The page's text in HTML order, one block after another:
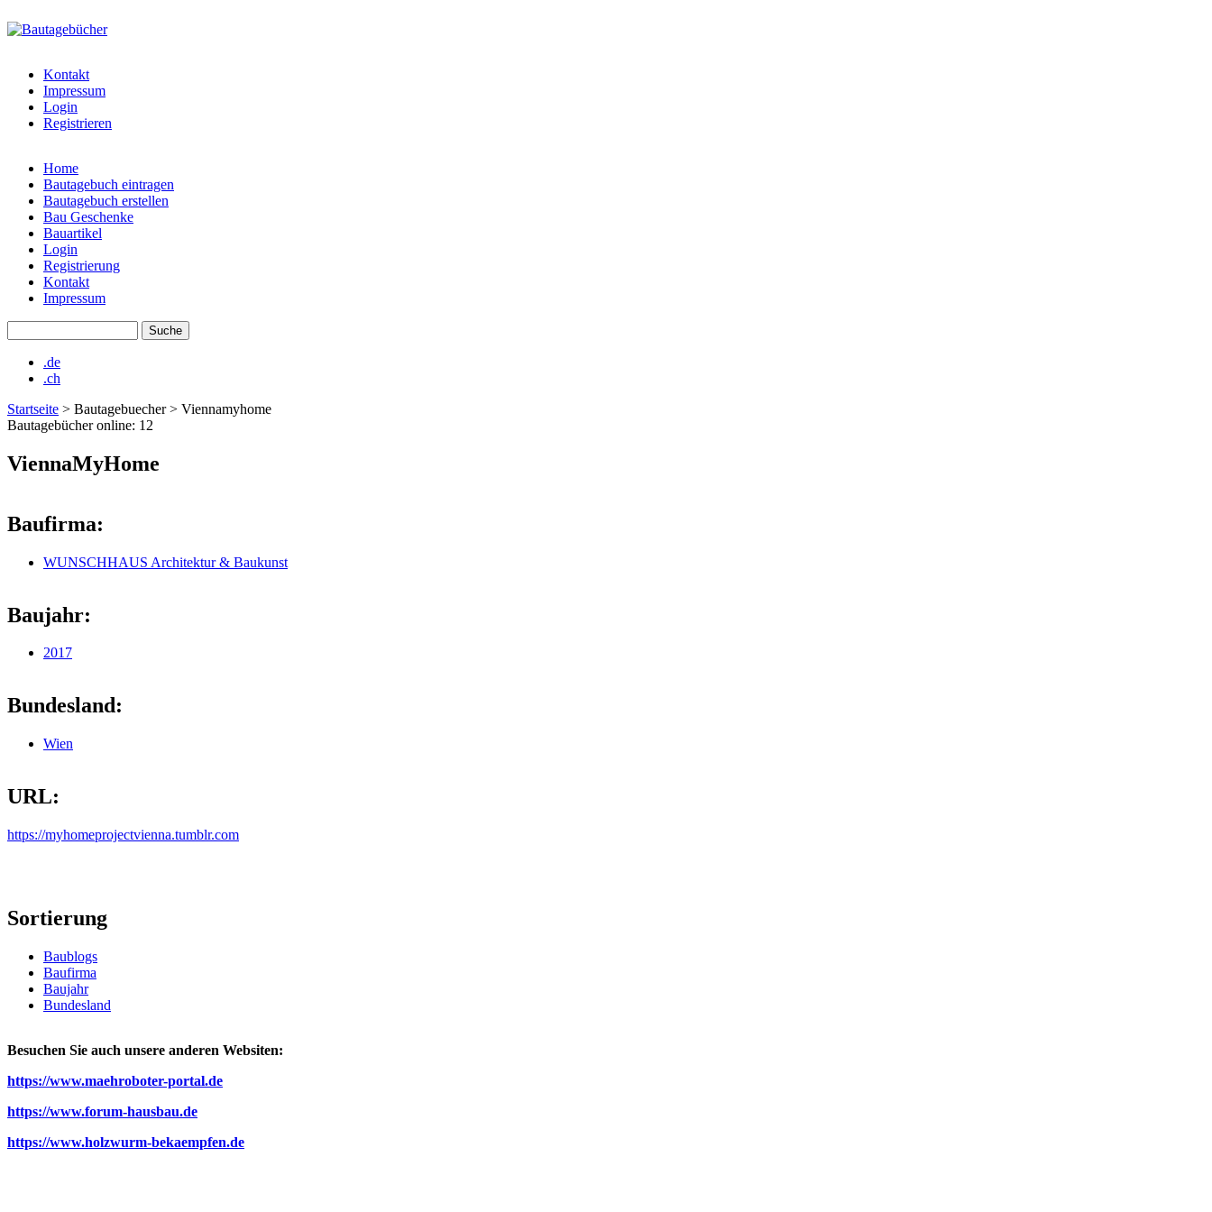
www.bautagebuecher.at
Kontakt
Impressum
Login
Registrieren
Hauptmenü
Home
Bautagebuch eintragen
Bautagebuch erstellen
Bau Geschenke
Bauartikel
Login
Registrierung
Kontakt
Impressum
.de
.ch
Startseite > Bautagebuecher > Viennamyhome
Bautagebücher online: 12
ViennaMyHome
Baufirma:
WUNSCHHAUS Architektur & Baukunst
Baujahr:
2017
Bundesland:
Wien
URL:
https://myhomeprojectvienna.tumblr.com
Sortierung
Baublogs
Baufirma
Baujahr
Bundesland
Besuchen Sie auch unsere anderen Websiten:
https://www.maehroboter-portal.de
https://www.forum-hausbau.de
https://www.holzwurm-bekaempfen.de